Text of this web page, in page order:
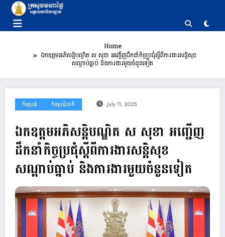
content
Home
ឯកឧត្តមអភិសន្តិបណ្ឌិត ស សុខា អញ្ជើញដឹកនាំកិច្ចប្រជុំស្តីពីការងារសន្តិសុខ
សណ្តាប់ធ្នាប់ និងការងារមួយចំនួនទៀត
កិច្ចប្រជុំ កិច្ចប្រជុំជាតិ July 11, 2025
ឯកឧត្តមអភិសន្តិបណ្ឌិត ស សុខា អញ្ជើញ
ដឹកនាំកិច្ចប្រជុំស្តីពីការងារសន្តិសុខ
សណ្តាប់ធ្នាប់ និងការងារមួយចំនួនទៀត